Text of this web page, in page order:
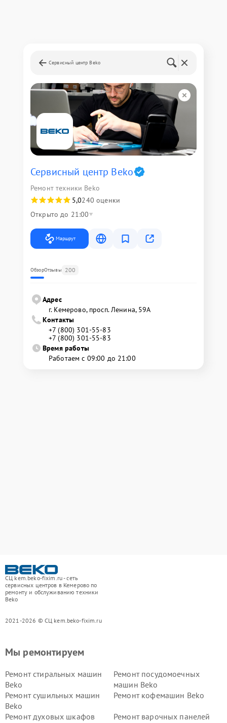
Сервисный центр Beko
Сервисный центр Beko
Ремонт техники Beko
5,0240 оценки
Открыто до 21:00
Маршрут
ОбзорОтзывы 200
Адрес
г. Кемерово, просп. Ленина, 59А
Контакты
+7 (800) 301-55-83
+7 (800) 301-55-83
Время работы
Работаем с 09:00 до 21:00
СЦ kem.beko-fixim.ru - сеть
сервисных центров в Кемерово по
ремонту и обслуживанию техники
Beko
2021-2026 © СЦ kem.beko-fixim.ru
Мы ремонтируем
Ремонт стиральных машин
Beko
Ремонт посудомоечных
машин Beko
Ремонт сушильных машин
Beko
Ремонт кофемашин Beko
Ремонт духовых шкафов
Ремонт варочных панелей